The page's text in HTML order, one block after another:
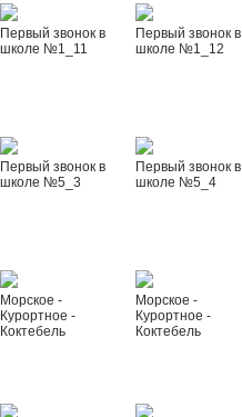
Первый звонок в
школе №1_11
Первый звонок в
школе №1_12
Первый звонок в
школе №5_3
Первый звонок в
школе №5_4
Морское -
Курортное -
Коктебель
Морское -
Курортное -
Коктебель